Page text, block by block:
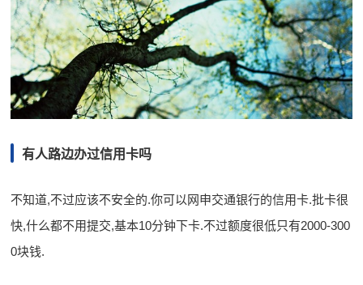
有人路边办过信用卡吗
不知道,不过应该不安全的.你可以网申交通银行的信用卡.批卡很
快,什么都不用提交,基本10分钟下卡.不过额度很低只有2000-300
0块钱.